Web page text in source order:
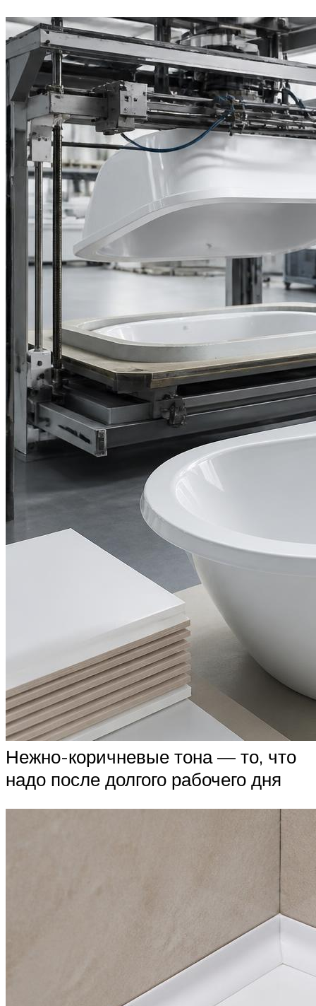
Нежно-коричневые тона — то, что
надо после долгого рабочего дня